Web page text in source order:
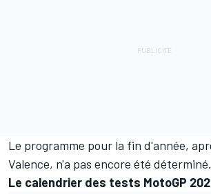
Le programme pour la fin d'année,
Valence, n'a pas encore été déterminé.
Le calendrier des tests MotoGP